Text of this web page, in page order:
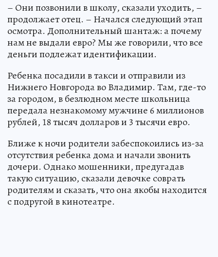
– Они позвонили в школу, сказали уходить, –
продолжает отец. – Начался следующий этап
осмотра. Дополнительный шантаж: а почему
нам не выдали евро? Мы же говорили, что все
деньги подлежат идентификации.
Ребенка посадили в такси и отправили из
Нижнего Новгорода во Владимир. Там, где-то
за городом, в безлюдном месте школьница
передала незнакомому мужчине 6 миллионов
рублей, 18 тысяч долларов и 3 тысячи евро.
Ближе к ночи родители забеспокоились из-за
отсутствия ребенка дома и начали звонить
дочери. Однако мошенники, предугадав
такую ситуацию, сказали девочке соврать
родителям и сказать, что она якобы находится
с подругой в кинотеатре.